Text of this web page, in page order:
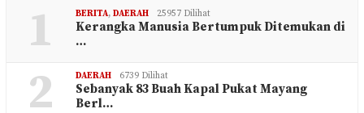
1 BERITA, DAERAH 25957 Dilihat
Kerangka Manusia Bertumpuk Ditemukan di
…
2 DAERAH 6739 Dilihat
Sebanyak 83 Buah Kapal Pukat Mayang
Berl…